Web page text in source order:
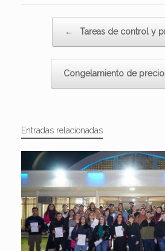
← Tareas de control y
Congelamiento de
Entradas relacionadas